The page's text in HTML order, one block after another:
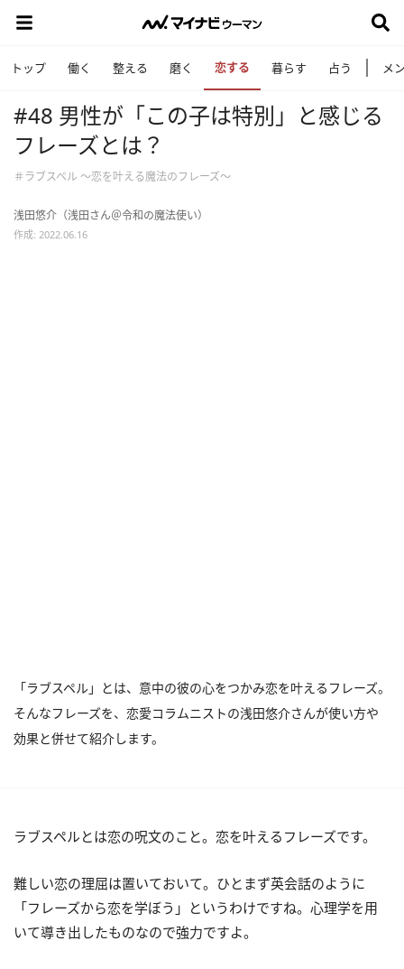
トップ 働く 整える 磨く 恋する 暮らす 占う メ
#48 男性が「この子は特別」と感じる
フレーズとは？
＃ラブスペル ～恋を叶える魔法のフレーズ～
浅田悠介（浅田さん＠令和の魔法使い）
作成: 2022.06.16
「ラブスペル」とは、意中の彼の心をつかみ恋を叶えるフレーズ。
そんなフレーズを、恋愛コラムニストの浅田悠介さんが使い方や
効果と併せて紹介します。
ラブスペルとは恋の呪文のこと。恋を叶えるフレーズです。
難しい恋の理屈は置いておいて。ひとまず英会話のように
「フレーズから恋を学ぼう」というわけですね。心理学を用
いて導き出したものなので強力ですよ。